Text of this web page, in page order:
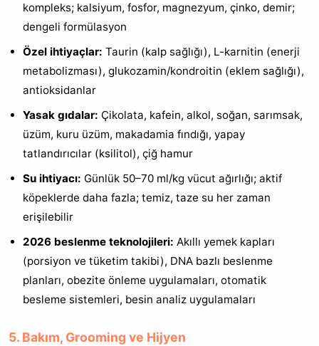
kompleks; kalsiyum, fosfor, magnezyum, çinko, demir;
dengeli formülasyon
Özel ihtiyaçlar: Taurin (kalp sağlığı), L-karnitin (enerji
metabolizması), glukozamin/kondroitin (eklem sağlığı),
antioksidanlar
Yasak gıdalar: Çikolata, kafein, alkol, soğan, sarımsak,
üzüm, kuru üzüm, makadamia fındığı, yapay
tatlandırıcılar (ksilitol), çiğ hamur
Su ihtiyacı: Günlük 50–70 ml/kg vücut ağırlığı; aktif
köpeklerde daha fazla; temiz, taze su her zaman
erişilebilir
2026 beslenme teknolojileri: Akıllı yemek kapları
(porsiyon ve tüketim takibi), DNA bazlı beslenme
planları, obezite önleme uygulamaları, otomatik
besleme sistemleri, besin analiz uygulamaları
5. Bakım, Grooming ve Hijyen